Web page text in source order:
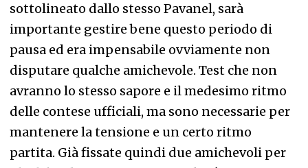
sottolineato dallo stesso Pavanel, sarà
importante gestire bene questo periodo di
pausa ed era impensabile ovviamente non
disputare qualche amichevole. Test che non
avranno lo stesso sapore e il medesimo ritmo
delle contese ufficiali, ma sono necessarie per
mantenere la tensione e un certo ritmo
partita. Già fissate quindi due amichevoli per